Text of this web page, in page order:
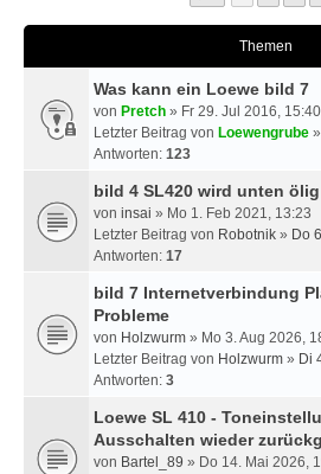
Themen
Was kann ein Loewe bild 7
von Pretch » Fr 29. Jul 2016, 15:40
Letzter Beitrag von Loewengrube »
Antworten: 123
bild 4 SL420 wird unten ölig
von insai » Mo 1. Feb 2021, 13:23
Letzter Beitrag von Robotnik » Do
Antworten: 17
bild 7 Internetverbindung
Probleme
von Holzwurm » Mo 3. Aug 2026,
Letzter Beitrag von Holzwurm » Di
Antworten: 3
Loewe SL 410 -
Ausschalten wieder
von Bartel_89 » Do 14. Mai 2026,